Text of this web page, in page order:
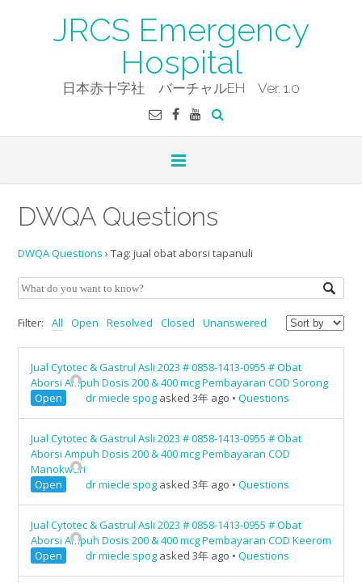
JRCS Emergency
Hospital
日本赤十字社 バーチャルEH Ver. 1.0
DWQA Questions
DWQA Questions › Tag: jual obat aborsi tapanuli
Filter: All Open Resolved Closed Unanswered
Jual Cytotec & Gastrul Asli 2023 # 0858-1413-0955 # Obat
Aborsi Ampuh Dosis 200 & 400 mcg Pembayaran COD Sorong
Open
dr miecle spog asked 3年 ago • Questions
Jual Cytotec & Gastrul Asli 2023 # 0858-1413-0955 # Obat
Aborsi Ampuh Dosis 200 & 400 mcg Pembayaran COD
Manokwari
Open
dr miecle spog asked 3年 ago • Questions
Jual Cytotec & Gastrul Asli 2023 # 0858-1413-0955 # Obat
Aborsi Ampuh Dosis 200 & 400 mcg Pembayaran COD Keerom
Open
dr miecle spog asked 3年 ago • Questions